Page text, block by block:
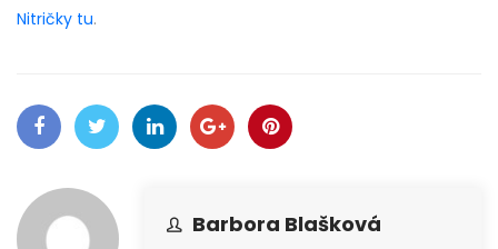
Nitričky tu.
Barbora Blašková